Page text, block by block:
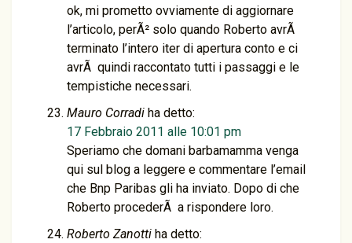
ok, mi prometto ovviamente di aggiornare
l’articolo, perÃ² solo quando Roberto avrÃ
terminato l’intero iter di apertura conto e ci
avrÃ quindi raccontato tutti i passaggi e le
tempistiche necessari.
Mauro Corradi ha detto:
17 Febbraio 2011 alle 10:01 pm
Speriamo che domani barbamamma venga
qui sul blog a leggere e commentare l’email
che Bnp Paribas gli ha inviato. Dopo di che
Roberto procederÃ a rispondere loro.
Roberto Zanotti ha detto: